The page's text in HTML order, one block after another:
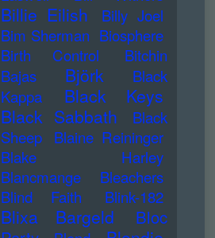
Billie Eilish
Billy Joel
Bim Sherman Biosphere
Birth Control
Bitchin
Bajas
Björk
Black
Kappa
Black Keys
Black Sabbath
Black
Sheep
Blaine Reininger
Blake Harley
Blancmange
Bleachers
Blind Faith
Blink-182
Blixa Bargeld
Bloc